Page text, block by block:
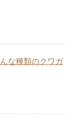
な種類のクワガ